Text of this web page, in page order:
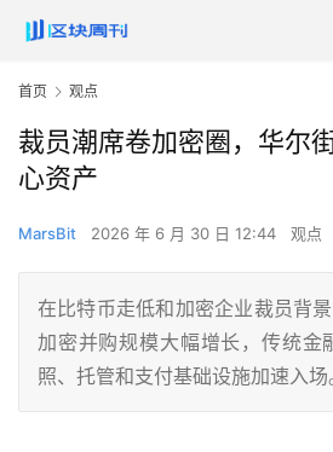
首页 观点
裁员潮席卷加密圈，华尔
心资产
MarsBit 2026 年 6 月 30 日 12:44 观点
在比特币走低和加密企业裁员背
加密并购规模大幅增长，传统金
照、托管和支付基础设施加速入场